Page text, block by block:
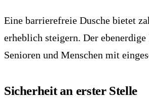
Eine barrierefreie Dusche bietet
erheblich steigern. Der
Senioren und Menschen mit
Sicherheit an erster Stelle